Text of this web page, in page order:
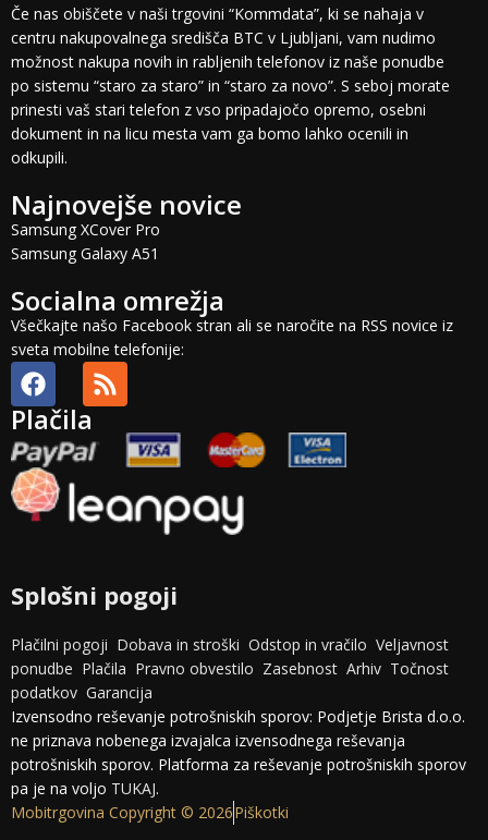
Če nas obiščete v naši trgovini “Kommdata”, ki se nahaja v
centru nakupovalnega središča BTC v Ljubljani, vam nudimo
možnost nakupa novih in rabljenih telefonov iz naše ponudbe
po sistemu “staro za staro” in “staro za novo”. S seboj morate
prinesti vaš stari telefon z vso pripadajočo opremo, osebni
dokument in na licu mesta vam ga bomo lahko ocenili in
odkupili.
Najnovejše novice
Samsung XCover Pro
Samsung Galaxy A51
Socialna omrežja
Všečkajte našo Facebook stran ali se naročite na RSS novice iz
sveta mobilne telefonije:
Plačila
Splošni pogoji
Plačilni pogoji Dobava in stroški Odstop in vračilo Veljavnost
ponudbe Plačila Pravno obvestilo Zasebnost Arhiv Točnost
podatkov Garancija
Izvensodno reševanje potrošniskih sporov: Podjetje Brista d.o.o.
ne priznava nobenega izvajalca izvensodnega reševanja
potrošniskih sporov. Platforma za reševanje potrošniskih sporov
pa je na voljo TUKAJ.
Mobitrgovina Copyright © 2026Piškotki